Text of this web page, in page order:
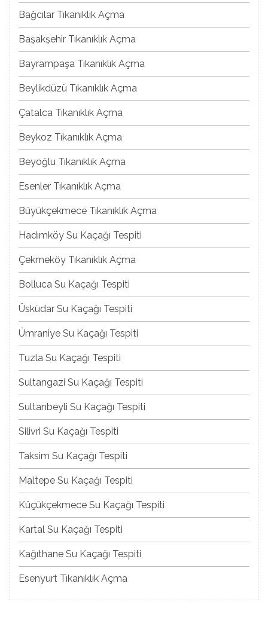
Bağcılar Tıkanıklık Açma
Başakşehir Tıkanıklık Açma
Bayrampaşa Tıkanıklık Açma
Beylikdüzü Tıkanıklık Açma
Çatalca Tıkanıklık Açma
Beykoz Tıkanıklık Açma
Beyoğlu Tıkanıklık Açma
Esenler Tıkanıklık Açma
Büyükçekmece Tıkanıklık Açma
Hadımköy Su Kaçağı Tespiti
Çekmeköy Tıkanıklık Açma
Bolluca Su Kaçağı Tespiti
Üsküdar Su Kaçağı Tespiti
Ümraniye Su Kaçağı Tespiti
Tuzla Su Kaçağı Tespiti
Sultangazi Su Kaçağı Tespiti
Sultanbeyli Su Kaçağı Tespiti
Silivri Su Kaçağı Tespiti
Taksim Su Kaçağı Tespiti
Maltepe Su Kaçağı Tespiti
Küçükçekmece Su Kaçağı Tespiti
Kartal Su Kaçağı Tespiti
Kağıthane Su Kaçağı Tespiti
Esenyurt Tıkanıklık Açma